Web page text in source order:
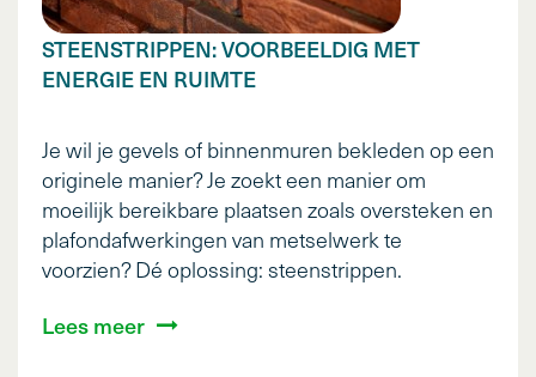
STEENSTRIPPEN: VOORBEELDIG MET
ENERGIE EN RUIMTE
Je wil je gevels of binnenmuren bekleden op een
originele manier? Je zoekt een manier om
moeilijk bereikbare plaatsen zoals oversteken en
plafondafwerkingen van metselwerk te
voorzien? Dé oplossing: steenstrippen.
Lees meer